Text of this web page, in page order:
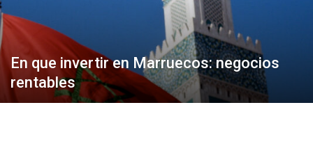
En que invertir en Marruecos: negocios
rentables